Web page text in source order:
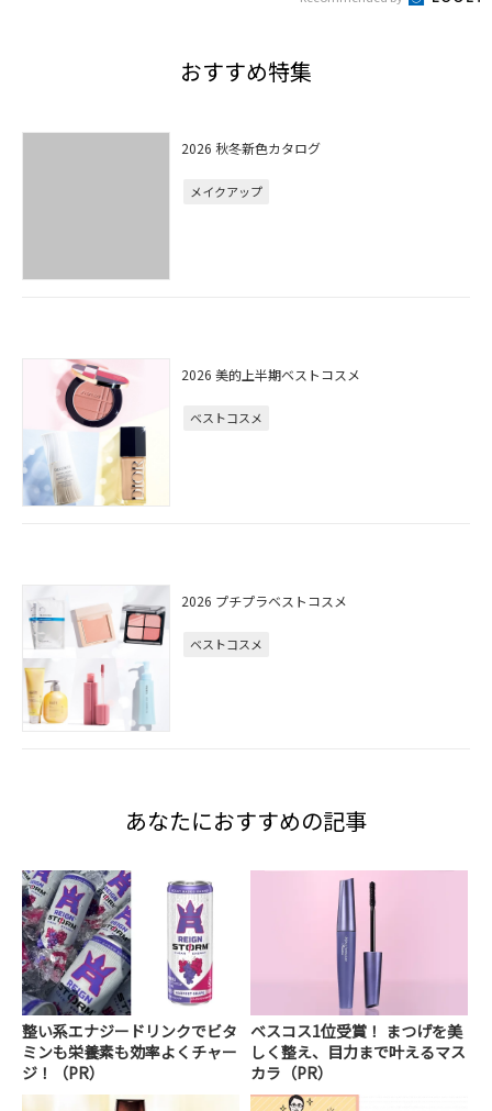
おすすめ特集
2026 秋冬新色カタログ
メイクアップ
2026 美的上半期ベストコスメ
ベストコスメ
2026 プチプラベストコスメ
ベストコスメ
あなたにおすすめの記事
整い系エナジードリンクでビタ
ミンも栄養素も効率よくチャー
ジ！（PR）
ベスコス1位受賞！ まつげを美
しく整え、目力まで叶えるマス
カラ（PR）